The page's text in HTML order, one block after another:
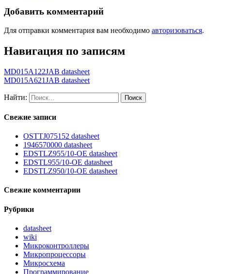
Добавить комментарий
Для отправки комментария вам необходимо авторизоваться.
Навигация по записям
MD015A122JAB datasheet
MD015A621JAB datasheet
Найти:
Свежие записи
OSTTJ075152 datasheet
1946570000 datasheet
EDSTLZ955/10-OE datasheet
EDSTL955/10-OE datasheet
EDSTLZ950/10-OE datasheet
Свежие комментарии
Рубрики
datasheet
wiki
Микроконтроллеры
Микропроцессоры
Микросхема
Программирование